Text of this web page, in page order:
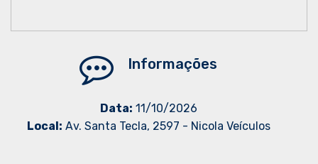
Informações
Data: 11/10/2026
Local: Av. Santa Tecla, 2597 - Nicola Veículos